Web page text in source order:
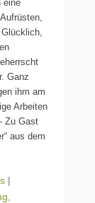
eine
Ganz
ihm am
Arbeiten
Zu Gast
aus dem
|